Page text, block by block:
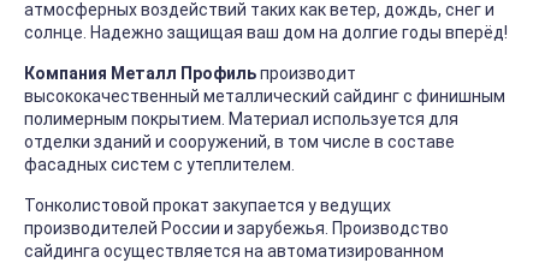
атмосферных воздействий таких как ветер, дождь, снег и
солнце. Надежно защищая ваш дом на долгие годы вперёд!
Компания Металл Профильпроизводит
высококачественный металлический сайдинг с финишным
полимерным покрытием. Материал используется для
отделки зданий и сооружений, в том числе в составе
фасадных систем с утеплителем.
Тонколистовой прокат закупается у ведущих
производителей России и зарубежья. Производство
сайдинга осуществляется на автоматизированном